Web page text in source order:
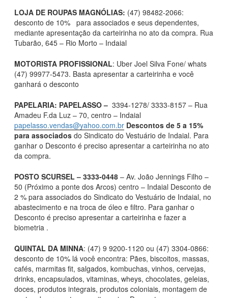
LOJA DE ROUPAS MAGNÓLIAS: (47) 98482-2066:
desconto de 10% para associados e seus dependentes,
mediante apresentação da carteirinha no ato da compra. Rua
Tubarão, 645 – Rio Morto – Indaial
MOTORISTA PROFISSIONAL: Uber Joel Silva Fone/ whats
(47) 99977-5473. Basta apresentar a carteirinha e você
ganhará o desconto
PAPELARIA: PAPELASSO – 3394-1278/ 3333-8157 – Rua
Amadeu F.da Luz – 70, centro – Indaial
papelasso.vendas@yahoo.com.br Descontos de 5 a 15%
para associados do Sindicato do Vestuário de Indaial. Para
ganhar o Desconto é preciso apresentar a carteirinha no ato
da compra.
POSTO SCURSEL – 3333-0448 – Av. João Jennings Filho –
50 (Próximo a ponte dos Arcos) centro – Indaial Desconto de
2 % para associados do Sindicato do Vestuário de Indaial, no
abastecimento e na troca de óleo e filtro. Para ganhar o
Desconto é preciso apresentar a carteirinha e fazer a
biometria .
QUINTAL DA MINNA: (47) 9 9200-1120 ou (47) 3304-0866:
desconto de 10% lá você encontra: Pães, biscoitos, massas,
cafés, marmitas fit, salgados, kombuchas, vinhos, cervejas,
drinks, encapsulados, vitaminas, wheys, chocolates, geleias,
doces, produtos integrais, produtos coloniais, montagem de